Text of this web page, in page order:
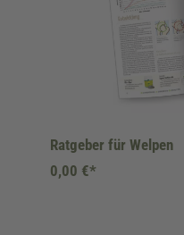
Ratgeber für Welpen
0,00 €*